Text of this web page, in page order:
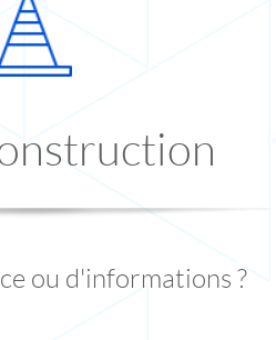
ou d'informations ?